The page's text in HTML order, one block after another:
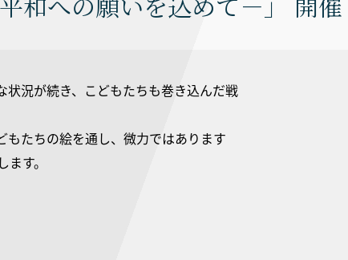
況が続き、こどもたちも巻き込んだ戦
たちの絵を通し、微力ではあります
す。